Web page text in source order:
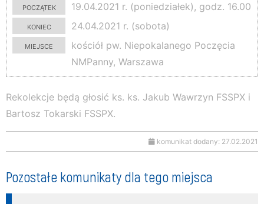
początek
19.04.2021 r. (poniedziałek), godz. 16.00
koniec
24.04.2021 r. (sobota)
miejsce
kościół pw. Niepokalanego Poczęcia
NMPanny, Warszawa
Rekolekcje będą głosić ks. ks. Jakub Wawrzyn FSSPX i
Bartosz Tokarski FSSPX.
komunikat dodany: 27.02.2021
Pozostałe komunikaty dla tego miejsca